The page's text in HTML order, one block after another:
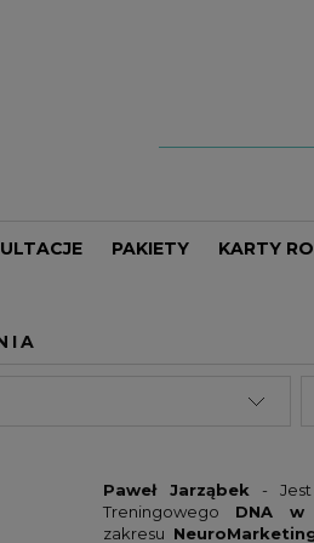
KREATYWNOŚĆ
MARKETING
FRYDERYK KARZEŁEK
JAMES ALTUCHER
PAKIETY KARTY
Paweł Jarząbek - Jest
Treningowego DNA w
zakresu